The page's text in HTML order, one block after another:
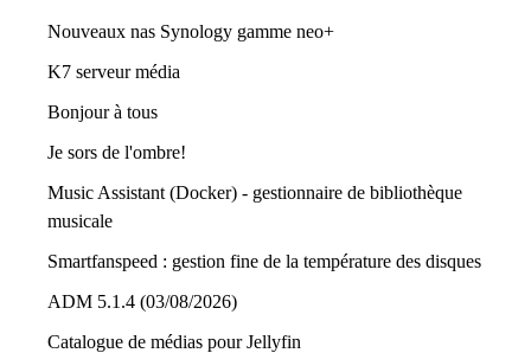
Nouveaux nas Synology gamme neo+
K7 serveur média
Bonjour à tous
Je sors de l'ombre!
Music Assistant (Docker) - gestionnaire de bibliothèque
musicale
Smartfanspeed : gestion fine de la température des disques
ADM 5.1.4 (03/08/2026)
Catalogue de médias pour Jellyfin